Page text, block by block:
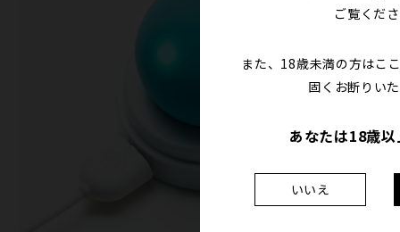
ご覧くだ
また、18歳未満の方はこ
固くお断りい
あなたは18歳
いいえ